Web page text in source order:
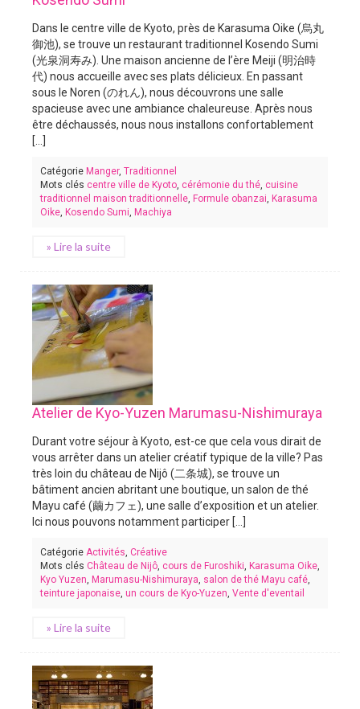
Dans le centre ville de Kyoto, près de Karasuma Oike (烏丸
御池), se trouve un restaurant traditionnel Kosendo Sumi
(光泉洞寿み). Une maison ancienne de l’ère Meiji (明治時
代) nous accueille avec ses plats délicieux. En passant
sous le Noren (のれん), nous découvrons une salle
spacieuse avec une ambiance chaleureuse. Après nous
être déchaussés, nous nous installons confortablement
[...]
Catégorie Manger, Traditionnel
Mots clés centre ville de Kyoto, cérémonie du thé, cuisine
traditionnel maison traditionnelle, Formule obanzai, Karasuma
Oike, Kosendo Sumi, Machiya
» Lire la suite
Atelier de Kyo-Yuzen Marumasu-Nishimuraya
Durant votre séjour à Kyoto, est-ce que cela vous dirait de
vous arrêter dans un atelier créatif typique de la ville? Pas
très loin du château de Nijô (二条城), se trouve un
bâtiment ancien abritant une boutique, un salon de thé
Mayu café (繭カフェ), une salle d’exposition et un atelier.
Ici nous pouvons notamment participer [...]
Catégorie Activités, Créative
Mots clés Château de Nijô, cours de Furoshiki, Karasuma Oike,
Kyo Yuzen, Marumasu-Nishimuraya, salon de thé Mayu café,
teinture japonaise, un cours de Kyo-Yuzen, Vente d'eventail
» Lire la suite